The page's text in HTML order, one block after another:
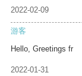
2022-02-09
游客
Hello, Greetings fr
2022-01-31